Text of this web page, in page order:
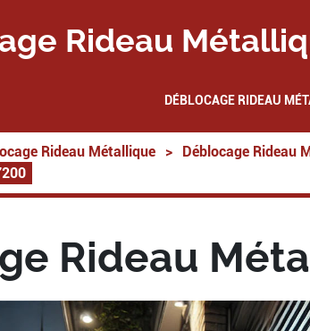
Rideau
DÉBLOCAGE RIDEAU
Rideau Métallique > Déblocage Rideau
Rideau